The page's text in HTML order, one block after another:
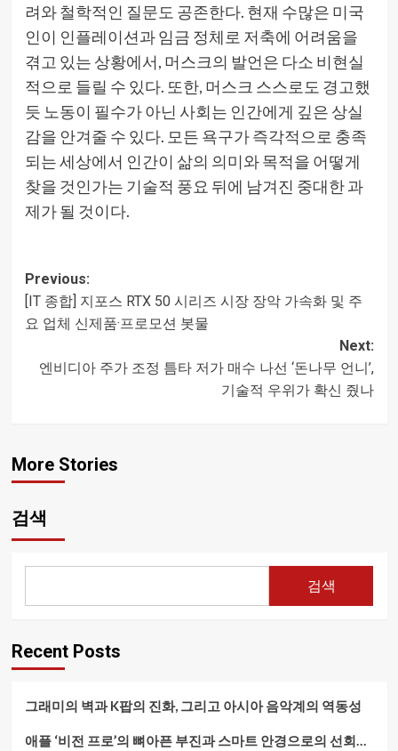
려와 철학적인 질문도 공존한다. 현재 수많은 미국
인이 인플레이션과 임금 정체로 저축에 어려움을
겪고 있는 상황에서, 머스크의 발언은 다소 비현실
적으로 들릴 수 있다. 또한, 머스크 스스로도 경고했
듯 노동이 필수가 아닌 사회는 인간에게 깊은 상실
감을 안겨줄 수 있다. 모든 욕구가 즉각적으로 충족
되는 세상에서 인간이 삶의 의미와 목적을 어떻게
찾을 것인가는 기술적 풍요 뒤에 남겨진 중대한 과
제가 될 것이다.
Post
navigation
Previous:
[IT 종합] 지포스 RTX 50 시리즈 시장 장악 가속화 및 주
요 업체 신제품·프로모션 봇물
Next:
엔비디아 주가 조정 틈타 저가 매수 나선 ‘돈나무 언니’,
기술적 우위가 확신 줬나
More Stories
검색
검색
Recent Posts
그래미의 벽과 K팝의 진화, 그리고 아시아 음악계의 역동성
애플 ‘비전 프로’의 뼈아픈 부진과 스마트 안경으로의 선회…